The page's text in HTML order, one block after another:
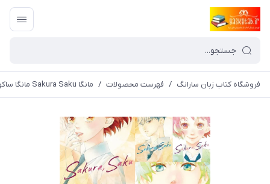
فروشگاه کتاب زبان سارانگ / فهرست محصولات / مانگا Sakura Saku مانگا ساکورا ساکو به زبان انگلیسی